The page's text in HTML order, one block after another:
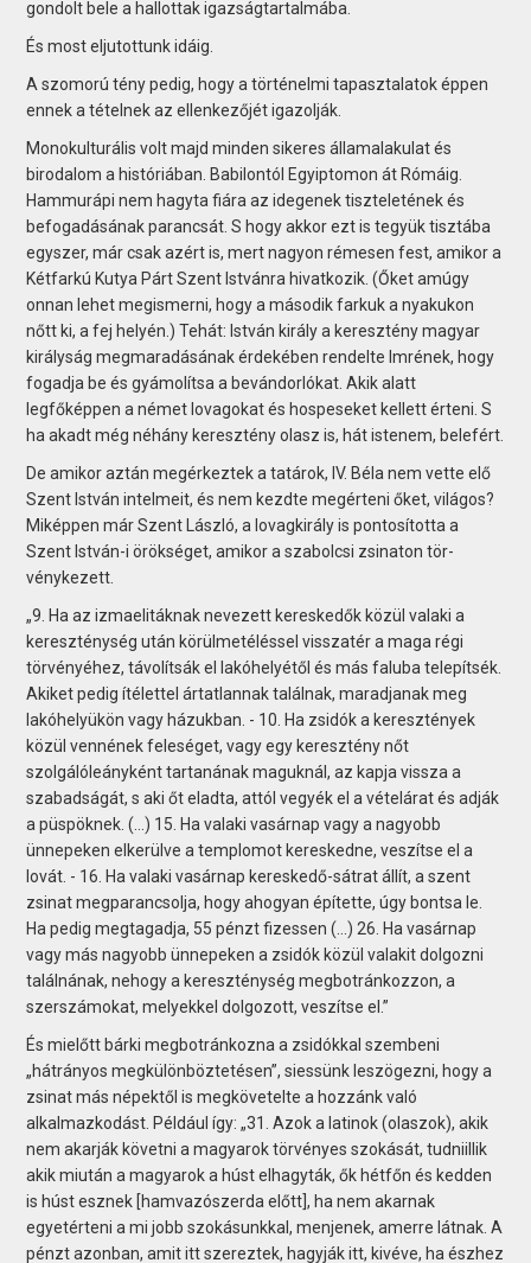
gondolt bele a hallottak igazságtartalmába.
És most eljutottunk idáig.
A szomorú tény pedig, hogy a történelmi tapasztalatok éppen
ennek a tételnek az ellenkezőjét igazolják.
Monokulturális volt majd minden sikeres államalakulat és
birodalom a históriában. Babilontól Egyiptomon át Rómáig.
Hammurápi nem hagyta fiára az idegenek tiszteletének és
befogadásának parancsát. S hogy akkor ezt is tegyük tisztába
egyszer, már csak azért is, mert nagyon rémesen fest, amikor a
Kétfarkú Kutya Párt Szent Istvánra hivatkozik. (Őket amúgy
onnan lehet megismerni, hogy a második farkuk a nyakukon
nőtt ki, a fej helyén.) Tehát: István király a keresztény magyar
királyság megmaradásának érdekében rendelte Imrének, hogy
fogadja be és gyámolítsa a bevándorlókat. Akik alatt
legfőképpen a német lovagokat és hospeseket kellett érteni. S
ha akadt még néhány keresztény olasz is, hát istenem, belefért.
De amikor aztán megérkeztek a tatárok, IV. Béla nem vette elő
Szent István intelmeit, és nem kezdte megérteni őket, világos?
Miképpen már Szent László, a lovagkirály is pontosította a
Szent István-i örökséget, amikor a szabolcsi zsinaton tör­
vénykezett.
„9. Ha az izmaelitáknak nevezett kereskedők közül valaki a
kereszténység után körülmetéléssel visszatér a maga régi
törvényéhez, távolítsák el lakóhelyétől és más faluba telepítsék.
Akiket pedig ítélettel ártatlannak találnak, maradjanak meg
lakóhelyükön vagy házukban. - 10. Ha zsidók a keresztények
közül vennének feleséget, vagy egy keresztény nőt
szolgálóleányként tartanának maguknál, az kapja vissza a
szabadságát, s aki őt eladta, attól vegyék el a vételárat és adják
a püspöknek. (…) 15. Ha valaki vasárnap vagy a nagyobb
ünnepeken elkerülve a templomot kereskedne, veszítse el a
lovát. - 16. Ha valaki vasárnap kereskedő-sátrat állít, a szent
zsinat megparancsolja, hogy ahogyan építette, úgy bontsa le.
Ha pedig megtagadja, 55 pénzt fizessen (…) 26. Ha vasárnap
vagy más nagyobb ünnepeken a zsidók közül valakit dolgozni
találnának, nehogy a kereszténység megbotránkozzon, a
szerszámokat, melyekkel dolgozott, veszítse el.”
És mielőtt bárki megbotránkozna a zsidókkal szembeni
„hátrányos megkülönböztetésen”, siessünk leszögezni, hogy a
zsinat más népektől is megkövetelte a hozzánk való
alkalmazkodást. Például így: „31. Azok a latinok (olaszok), akik
nem akarják követni a magyarok törvényes szokását, tudniillik
akik miután a magyarok a húst elhagyták, ők hétfőn és kedden
is húst esznek [hamvazószerda előtt], ha nem akarnak
egyetérteni a mi jobb szokásunkkal, menjenek, amerre látnak. A
pénzt azonban, amit itt szereztek, hagyják itt, kivéve, ha észhez